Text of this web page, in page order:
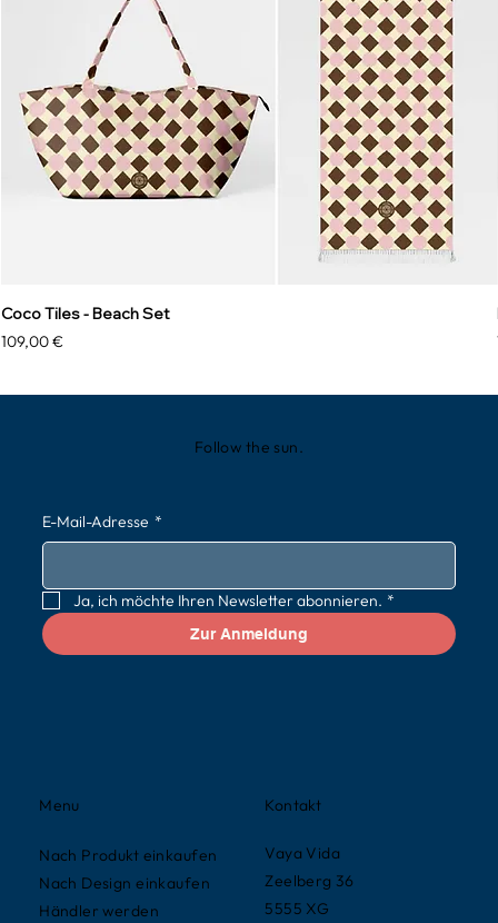
Coco Tiles - Beach Set
Preis
109,00 €
Kontakt
Vaya Vida
Zeelberg 36
5555 XG
Menu
Nach Produkt einkaufen
Nach Design einkaufen
Händler werden
Follow the sun.
E-Mail-Adresse *
Ja, ich möchte Ihren Newsletter abonnieren. *
Zur Anmeldung